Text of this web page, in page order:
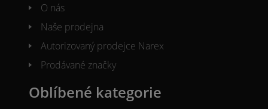
O nás
Naše prodejna
Autorizovaný prodejce Narex
Prodávané značky
Oblíbené kategorie